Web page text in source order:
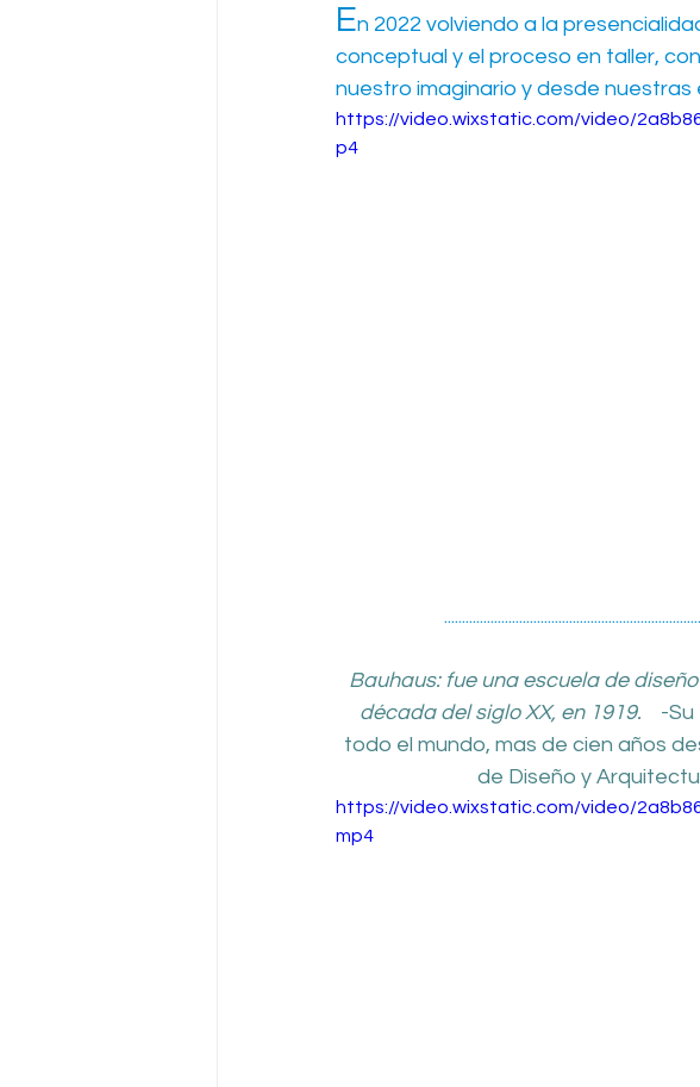
En 2022 volviendo a la
conceptual y el proceso en taller,
nuestro imaginario y desde nuestras
https://video.wixstatic.com/video/
p4
Bauhaus: fue una escuela de
década del siglo XX, en 1919. -Su
todo el mundo, mas de cien años
de Diseño y
https://video.wixstatic.com/video/
mp4